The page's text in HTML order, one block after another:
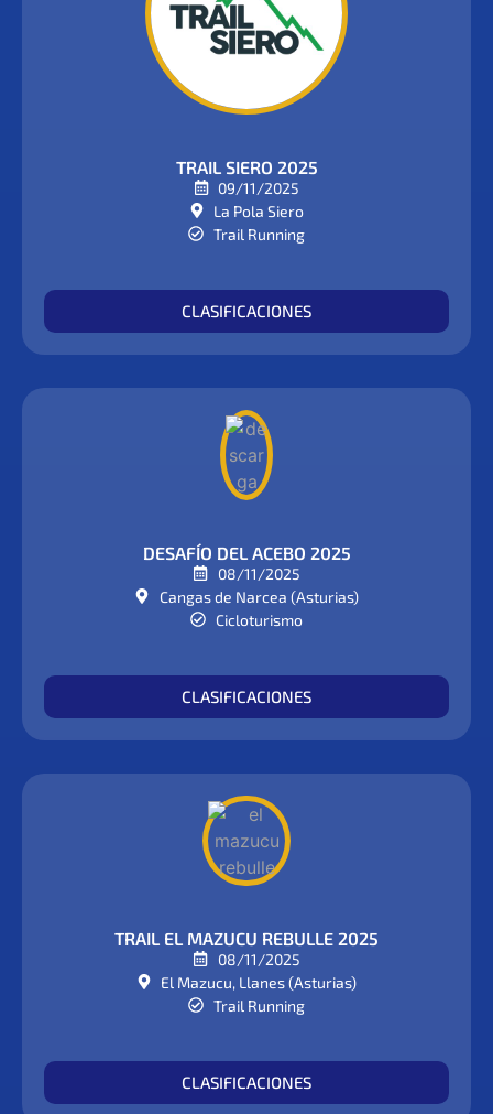
TRAIL SIERO 2025
09/11/2025
La Pola Siero
Trail Running
CLASIFICACIONES
DESAFÍO DEL ACEBO 2025
08/11/2025
Cangas de Narcea (Asturias)
Cicloturismo
CLASIFICACIONES
TRAIL EL MAZUCU REBULLE 2025
08/11/2025
El Mazucu, Llanes (Asturias)
Trail Running
CLASIFICACIONES